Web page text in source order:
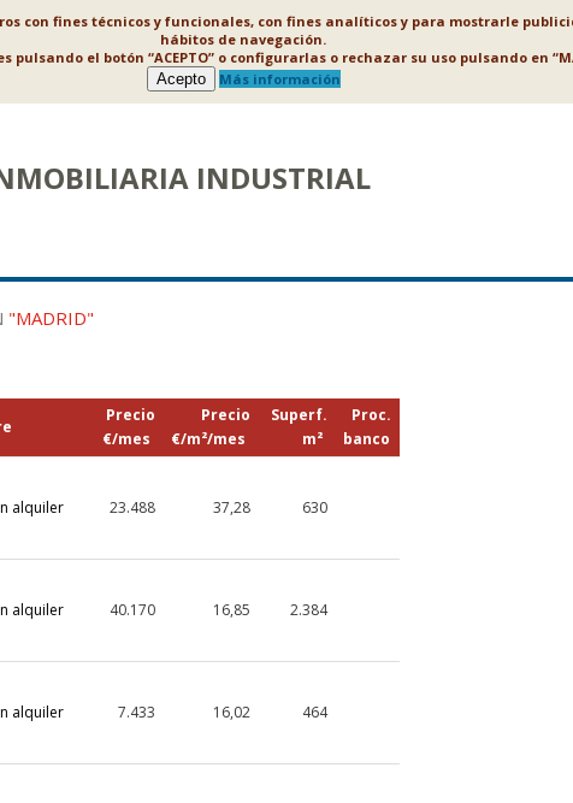
con fines técnicos y funcionales, con fines analíticos y para mostrarle
hábitos de navegación.
pulsando el botón “ACEPTO” o configurarlas o rechazar su uso pulsando en
Acepto
Más información
INDUSTRIAL
"MADRID"
Precio
€/mes
Precio
€/m²/mes
Superf.
m²
Proc.
banco
alquiler 23.488 37,28 630
alquiler 40.170 16,85 2.384
alquiler 7.433 16,02 464